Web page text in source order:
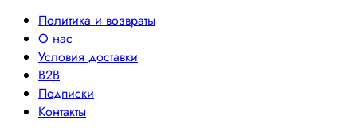
Политика и возвраты
О нас
Условия доставки
B2B
Подписки
Контакты